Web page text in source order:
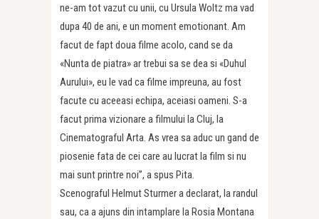
ne-am tot vazut cu unii, cu Ursula Woltz ma vad
dupa 40 de ani, e un moment emotionant. Am
facut de fapt doua filme acolo, cand se da
«Nunta de piatra» ar trebui sa se dea si «Duhul
Aurului», eu le vad ca filme impreuna, au fost
facute cu aceeasi echipa, aceiasi oameni. S-a
facut prima vizionare a filmului la Cluj, la
Cinematograful Arta. As vrea sa aduc un gand de
piosenie fata de cei care au lucrat la film si nu
mai sunt printre noi”, a spus Pita.
Scenograful Helmut Sturmer a declarat, la randul
sau, ca a ajuns din intamplare la Rosia Montana